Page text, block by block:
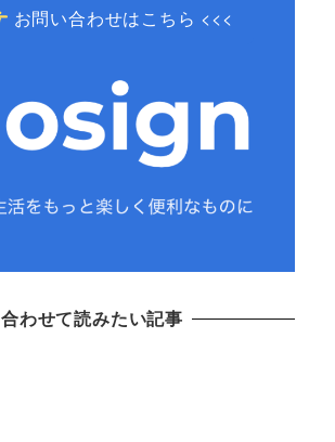
お問い合わせはこちら <<<
合わせて読みたい記事